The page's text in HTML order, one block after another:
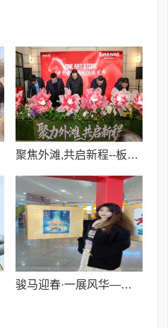
聚焦外滩,共启新程--板块协同构建城市文化体验新场景主题活动成功举行
骏马迎春·一展风华——浙融媒中心特邀插画师陈知盈为大家送新春祝福,共贺马年祥瑞